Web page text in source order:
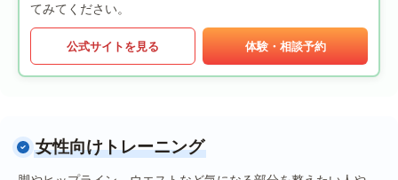
てみてください。
公式サイトを見る 体験・相談予約
女性向けトレーニング